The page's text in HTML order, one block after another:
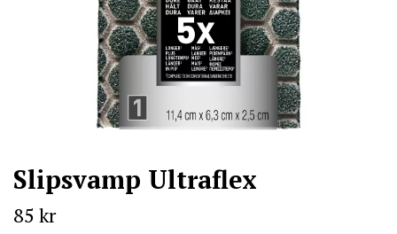
Slipsvamp Ultraflex
85 kr